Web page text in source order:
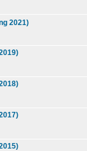
2021)